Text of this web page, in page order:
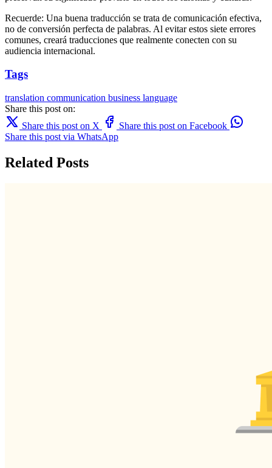
Recuerde: Una buena traducción se trata de comunicación efectiva,
no de conversión perfecta de palabras. Al evitar estos siete errores
comunes, creará traducciones que realmente conecten con su
audiencia internacional.
Tags
translation communication business language
Share this post on:
Share this post on X
Share this post on Facebook
Share this post via WhatsApp
Related Posts